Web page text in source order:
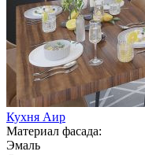
Кухня Аир
Материал фасада:
Эмаль